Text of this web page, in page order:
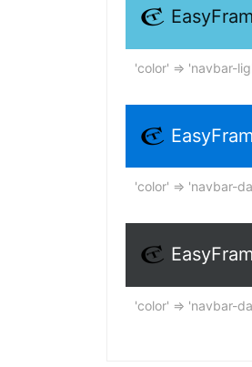
'color' => 'navbar-
'color' => 'navbar-
'color' => 'navbar-